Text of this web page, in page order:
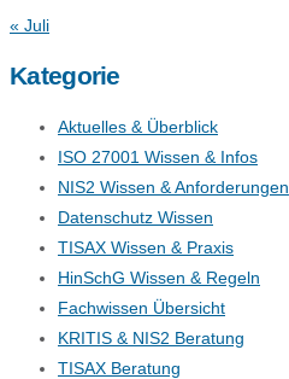
« Juli
Kategorie
Aktuelles & Überblick
ISO 27001 Wissen & Infos
NIS2 Wissen & Anforderungen
Datenschutz Wissen
TISAX Wissen & Praxis
HinSchG Wissen & Regeln
Fachwissen Übersicht
KRITIS & NIS2 Beratung
TISAX Beratung